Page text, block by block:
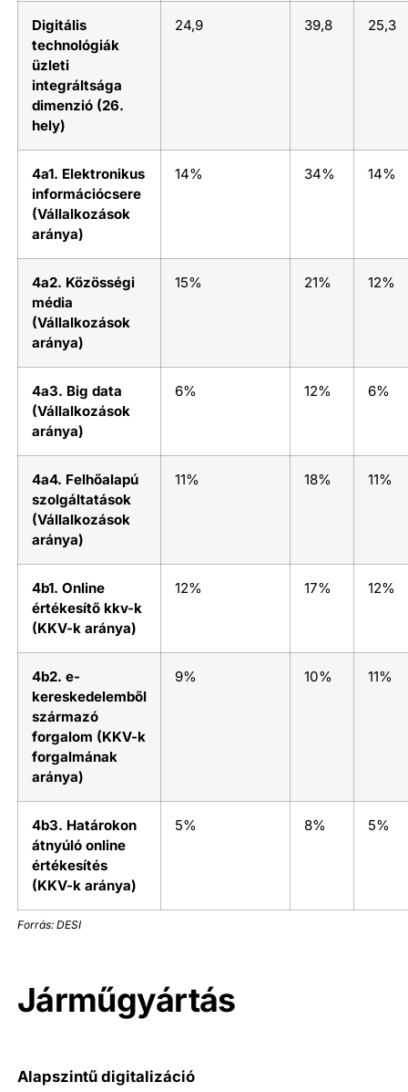
Digitális
technológiák
üzleti
integráltsága
dimenzió (26.
hely)
24,9 39,8 25,3
4a1. Elektronikus
információcsere
(Vállalkozások
aránya)
14% 34% 14%
4a2. Közösségi
média
(Vállalkozások
aránya)
15% 21% 12%
4a3. Big data
(Vállalkozások
aránya)
6% 12% 6%
4a4. Felhőalapú
szolgáltatások
(Vállalkozások
aránya)
11% 18% 11%
4b1. Online
értékesítő kkv-k
(KKV-k aránya)
12% 17% 12%
4b2. e-
kereskedelemből
származó
forgalom (KKV-k
forgalmának
aránya)
9% 10% 11%
4b3. Határokon
átnyúló online
értékesítés
(KKV-k aránya)
5% 8% 5%
Forrás: DESI
Járműgyártás
Alapszintű digitalizáció